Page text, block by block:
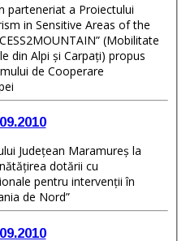
parteneriat a Proiectului
in Sensitive Areas of the
(Mobilitate
Judeţean Maramureş la
în
de Nord”